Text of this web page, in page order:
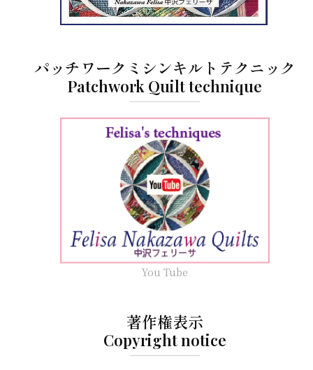
パッチワークミシンキルトテクニック
Patchwork Quilt technique
You Tube
著作権表示
Copyright notice